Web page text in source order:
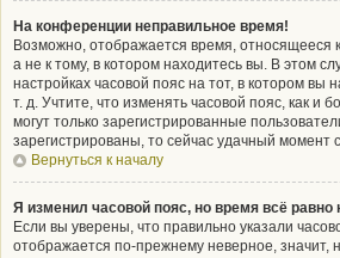
На конференции неправильное время!
Возможно, отображается время, относящееся
а не к тому, в котором находитесь вы. В этом
настройках часовой пояс на тот, в котором вы
т. д. Учтите, что изменять часовой пояс, как и
могут только зарегистрированные
зарегистрированы, то сейчас удачный момент
Вернуться к началу
Я изменил часовой пояс, но время всё равно
Если вы уверены, что правильно указали
отображается по-прежнему неверное, значит,